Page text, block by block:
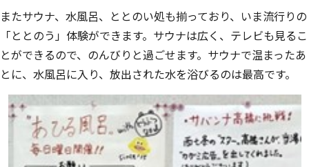
またサウナ、水風呂、ととのい処も揃っており、いま流行りの
「ととのう」体験ができます。サウナは広く、テレビも見るこ
とができるので、のんびりと過ごせます。サウナで温まったあ
とに、水風呂に入り、放出された水を浴びるのは最高です。